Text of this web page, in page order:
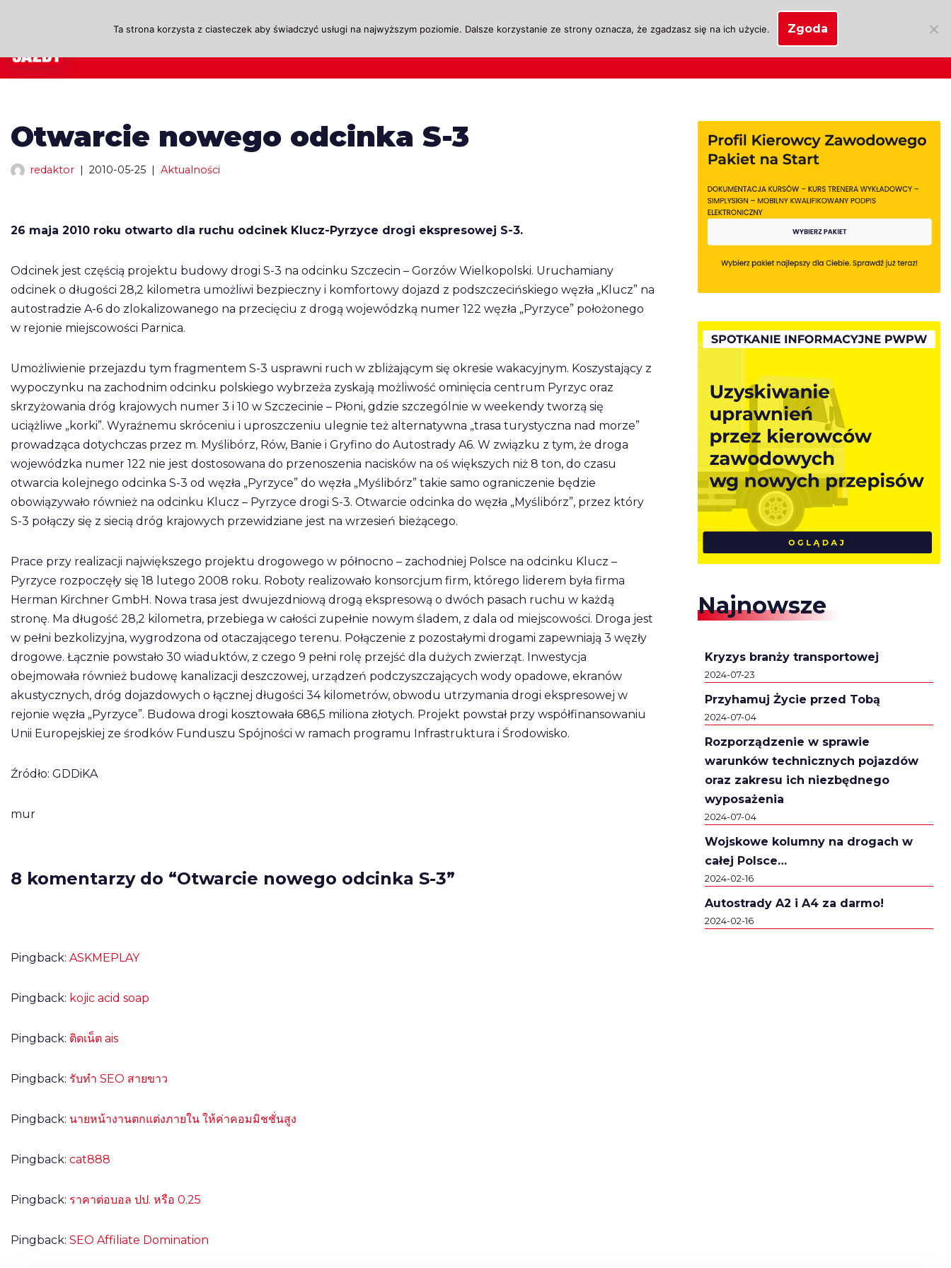
do
treści
Otwarcie nowego odcinka S-3
redaktor 2010-05-25 Aktualności
26 maja 2010 roku otwarto dla ruchu odcinek Klucz-Pyrzyce drogi ekspresowej S-3.
Odcinek jest częścią projektu budowy drogi S-3 na odcinku Szczecin – Gorzów Wielkopolski. Uruchamiany
odcinek o długości 28,2 kilometra umożliwi bezpieczny i komfortowy dojazd z podszczecińskiego węzła „Klucz” na
autostradzie A-6 do zlokalizowanego na przecięciu z drogą wojewódzką numer 122 węzła „Pyrzyce” położonego
w rejonie miejscowości Parnica.
Umożliwienie przejazdu tym fragmentem S-3 usprawni ruch w zbliżającym się okresie wakacyjnym. Koszystający z
wypoczynku na zachodnim odcinku polskiego wybrzeża zyskają możliwość ominięcia centrum Pyrzyc oraz
skrzyżowania dróg krajowych numer 3 i 10 w Szczecinie – Płoni, gdzie szczególnie w weekendy tworzą się
uciążliwe „korki”. Wyraźnemu skróceniu i uproszczeniu ulegnie też alternatywna „trasa turystyczna nad morze”
prowadząca dotychczas przez m. Myślibórz, Rów, Banie i Gryfino do Autostrady A6. W związku z tym, że droga
wojewódzka numer 122 nie jest dostosowana do przenoszenia nacisków na oś większych niż 8 ton, do czasu
otwarcia kolejnego odcinka S-3 od węzła „Pyrzyce” do węzła „Myślibórz” takie samo ograniczenie będzie
obowiązywało również na odcinku Klucz – Pyrzyce drogi S-3. Otwarcie odcinka do węzła „Myślibórz”, przez który
S-3 połączy się z siecią dróg krajowych przewidziane jest na wrzesień bieżącego.
Prace przy realizacji największego projektu drogowego w północno – zachodniej Polsce na odcinku Klucz –
Pyrzyce rozpoczęły się 18 lutego 2008 roku. Roboty realizowało konsorcjum firm, którego liderem była firma
Herman Kirchner GmbH. Nowa trasa jest dwujezdniową drogą ekspresową o dwóch pasach ruchu w każdą
stronę. Ma długość 28,2 kilometra, przebiega w całości zupełnie nowym śladem, z dala od miejscowości. Droga jest
w pełni bezkolizyjna, wygrodzona od otaczającego terenu. Połączenie z pozostałymi drogami zapewniają 3 węzły
drogowe. Łącznie powstało 30 wiaduktów, z czego 9 pełni rolę przejść dla dużych zwierząt. Inwestycja
obejmowała również budowę kanalizacji deszczowej, urządzeń podczyszczających wody opadowe, ekranów
akustycznych, dróg dojazdowych o łącznej długości 34 kilometrów, obwodu utrzymania drogi ekspresowej w
rejonie węzła „Pyrzyce”. Budowa drogi kosztowała 686,5 miliona złotych. Projekt powstał przy współfinansowaniu
Unii Europejskiej ze środków Funduszu Spójności w ramach programu Infrastruktura i Środowisko.
Źródło: GDDiKA
mur
8 komentarzy do “Otwarcie nowego odcinka S-3”
Pingback: ASKMEPLAY
Pingback: kojic acid soap
Pingback: ติดเน็ต ais
Pingback: รับทำ SEO สายขาว
Pingback: นายหน้างานตกแต่งภายใน ให้ค่าคอมมิชชั่นสูง
Pingback: cat888
Pingback: ราคาต่อบอล ปป. หรือ 0.25
Pingback: SEO Affiliate Domination
Najnowsze
Kryzys branży transportowej
2024-07-23
Przyhamuj Życie przed Tobą
2024-07-04
Rozporządzenie w sprawie
warunków technicznych pojazdów
oraz zakresu ich niezbędnego
wyposażenia
2024-07-04
Wojskowe kolumny na drogach w
całej Polsce…
2024-02-16
Autostrady A2 i A4 za darmo!
2024-02-16
Ta strona korzysta z ciasteczek aby świadczyć usługi na najwyższym poziomie. Dalsze korzystanie ze strony oznacza, że zgadzasz się na ich użycie. Zgoda